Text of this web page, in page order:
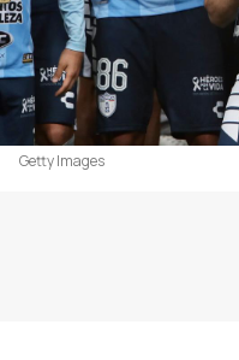
Getty Images